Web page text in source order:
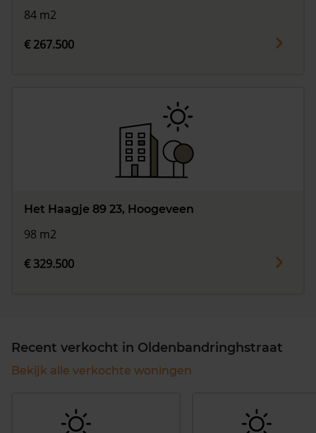
84 m2
€ 267.500
Het Haagje 89 23, Hoogeveen
98 m2
€ 329.500
Recent verkocht in Oldenbandringhstraat
Bekijk alle verkochte woningen